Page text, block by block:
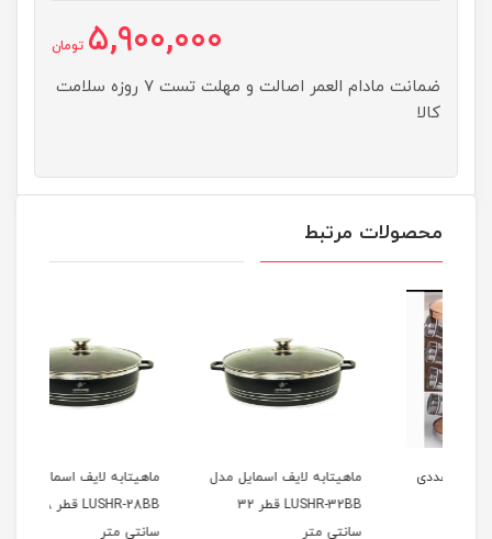
5,900,000 تومان
ضمانت مادام العمر اصالت و مهلت تست ۷ روزه سلامت
کالا
محصولات مرتبط
ماهیتابه لایف اسمایل مدل
LUSHR-32BB قطر 32
ماهیتابه لایف اسمایل مدل
LUSHR-28BB قطر 28